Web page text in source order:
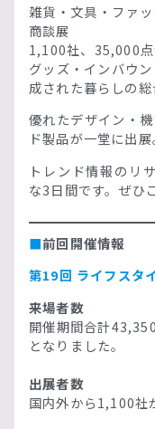
雑貨・文具・ファ
商談展
1,100社、35,000
グッズ・インバウ
成された暮らしの総
優れたデザイン・
ド製品が一堂に出展
トレンド情報のリ
な3日間です。ぜひ
■前回開催情報
第19回 ライフスタ
来場者数
開催期間合計
となりました。
出展者数
国内外から1,100社